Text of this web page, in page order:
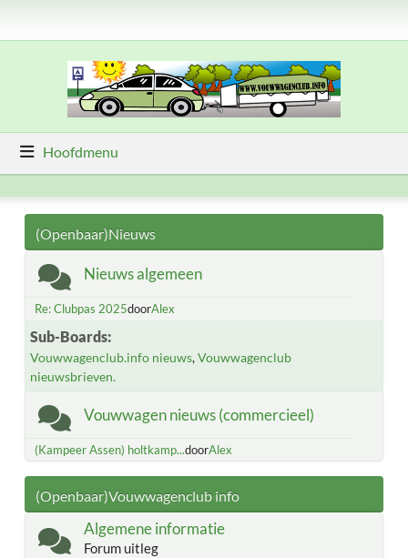
Hoofdmenu
(Openbaar)Nieuws
Nieuws algemeen
Re: Clubpas 2025doorAlex
Sub-Boards
Vouwwagenclub.info nieuws Vouwwagenclub
nieuwsbrieven.
Vouwwagen nieuws (commercieel)
(Kampeer Assen) holtkamp...doorAlex
(Openbaar)Vouwwagenclub info
Algemene informatie
Forum uitleg